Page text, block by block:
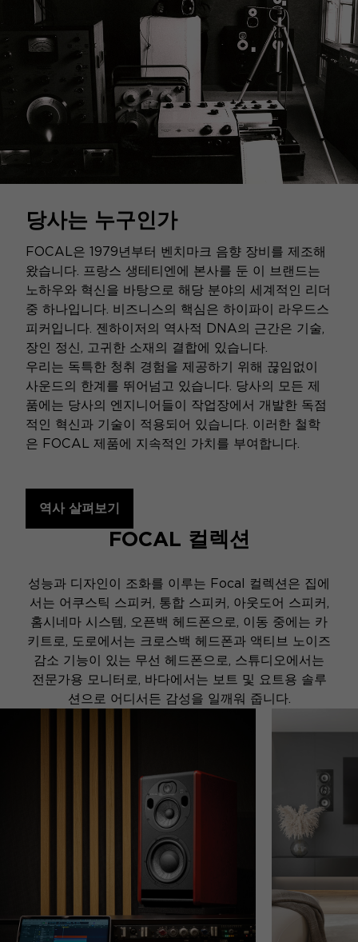
당사는 누구인가
FOCAL은 1979년부터 벤치마크 음향 장비를 제조해
왔습니다. 프랑스 생테티엔에 본사를 둔 이 브랜드는
노하우와 혁신을 바탕으로 해당 분야의 세계적인 리더
중 하나입니다. 비즈니스의 핵심은 하이파이 라우드스
피커입니다. 젠하이저의 역사적 DNA의 근간은 기술,
장인 정신, 고귀한 소재의 결합에 있습니다.
우리는 독특한 청취 경험을 제공하기 위해 끊임없이
사운드의 한계를 뛰어넘고 있습니다. 당사의 모든 제
품에는 당사의 엔지니어들이 작업장에서 개발한 독점
적인 혁신과 기술이 적용되어 있습니다. 이러한 철학
은 FOCAL 제품에 지속적인 가치를 부여합니다.
역사 살펴보기
FOCAL 컬렉션
성능과 디자인이 조화를 이루는 Focal 컬렉션은 집에
서는 어쿠스틱 스피커, 통합 스피커, 아웃도어 스피커,
홈시네마 시스템, 오픈백 헤드폰으로, 이동 중에는 카
키트로, 도로에서는 크로스백 헤드폰과 액티브 노이즈
감소 기능이 있는 무선 헤드폰으로, 스튜디오에서는
전문가용 모니터로, 바다에서는 보트 및 요트용 솔루
션으로 어디서든 감성을 일깨워 줍니다.